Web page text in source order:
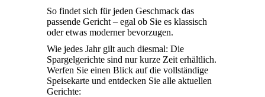
So findet sich für jeden Geschmack das
passende Gericht – egal ob Sie es klassisch
oder etwas moderner bevorzugen.
Wie jedes Jahr gilt auch diesmal: Die
Spargelgerichte sind nur kurze Zeit erhältlich.
Werfen Sie einen Blick auf die vollständige
Speisekarte und entdecken Sie alle aktuellen
Gerichte: